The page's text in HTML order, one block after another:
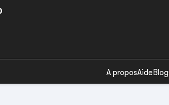
A proposAide Blog